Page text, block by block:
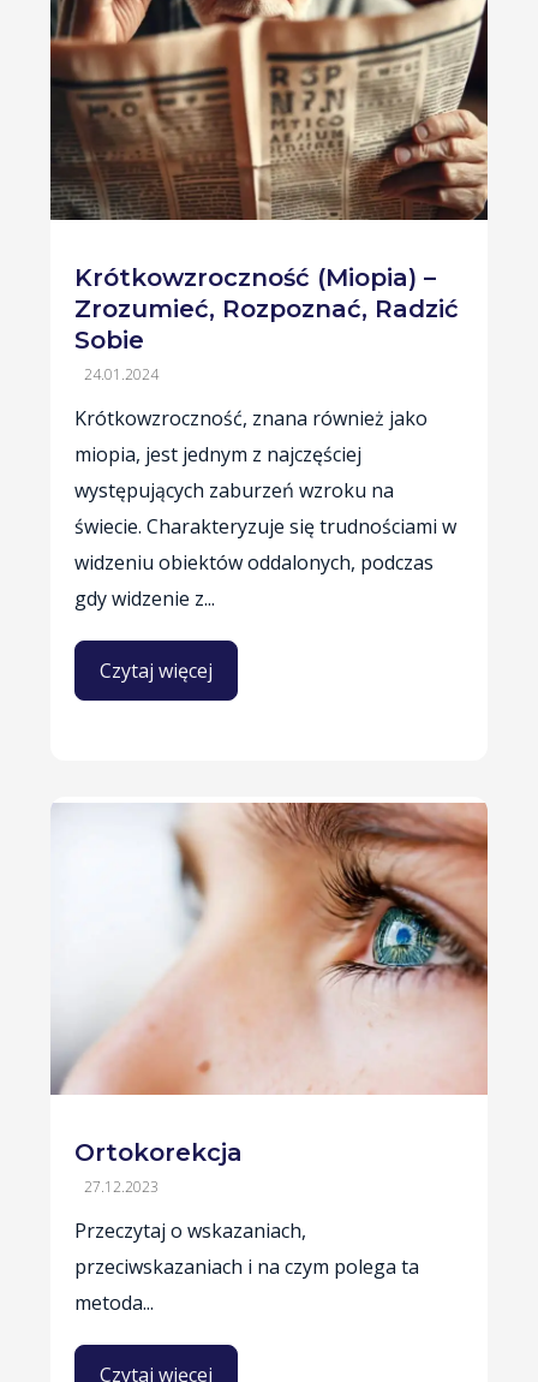
Krótkowzroczność (Miopia) –
Zrozumieć, Rozpoznać, Radzić
Sobie
24.01.2024
Krótkowzroczność, znana również jako
miopia, jest jednym z najczęściej
występujących zaburzeń wzroku na
świecie. Charakteryzuje się trudnościami w
widzeniu obiektów oddalonych, podczas
gdy widzenie z...
Czytaj więcej
Ortokorekcja
27.12.2023
Przeczytaj o wskazaniach,
przeciwskazaniach i na czym polega ta
metoda...
Czytaj więcej